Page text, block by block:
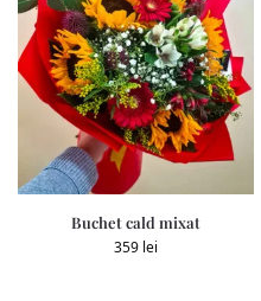
Buchet cald mixat
359 lei